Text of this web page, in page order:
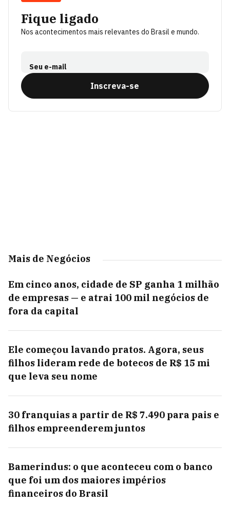
Fique ligado
Nos acontecimentos mais relevantes do Brasil e mundo.
Seu e-mail
Inscreva-se
Mais de Negócios
Em cinco anos, cidade de SP ganha 1 milhão
de empresas — e atrai 100 mil negócios de
fora da capital
Ele começou lavando pratos. Agora, seus
filhos lideram rede de botecos de R$ 15 mi
que leva seu nome
30 franquias a partir de R$ 7.490 para pais e
filhos empreenderem juntos
Bamerindus: o que aconteceu com o banco
que foi um dos maiores impérios
financeiros do Brasil